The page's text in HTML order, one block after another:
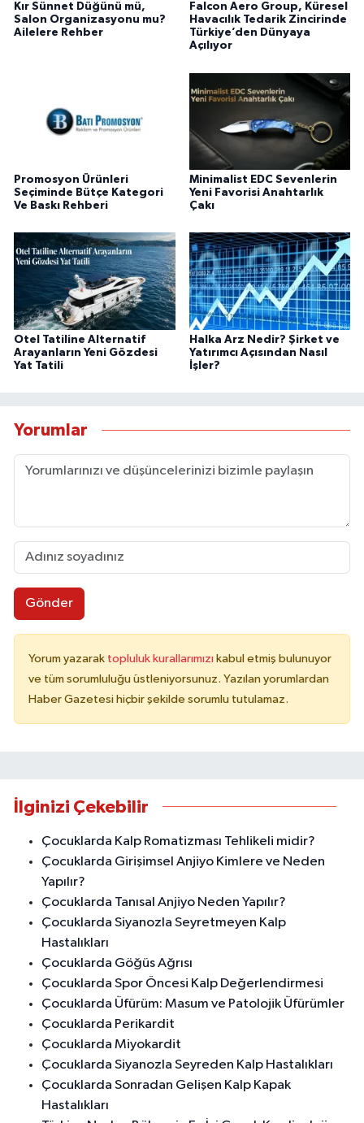
Kır Sünnet Düğünü mü,
Salon Organizasyonu mu?
Ailelere Rehber
Falcon Aero Group, Küresel
Havacılık Tedarik Zincirinde
Türkiye’den Dünyaya
Açılıyor
Promosyon Ürünleri
Seçiminde Bütçe Kategori
Ve Baskı Rehberi
Minimalist EDC Sevenlerin
Yeni Favorisi Anahtarlık
Çakı
Otel Tatiline Alternatif
Arayanların Yeni Gözdesi
Yat Tatili
Halka Arz Nedir? Şirket ve
Yatırımcı Açısından Nasıl
İşler?
Yorumlar
Gönder
Yorum yazarak topluluk kurallarımızı kabul etmiş bulunuyor
ve tüm sorumluluğu üstleniyorsunuz. Yazılan yorumlardan
Haber Gazetesi hiçbir şekilde sorumlu tutulamaz.
İlginizi Çekebilir
Çocuklarda Kalp Romatizması Tehlikeli midir?
Çocuklarda Girişimsel Anjiyo Kimlere ve Neden
Yapılır?
Çocuklarda Tanısal Anjiyo Neden Yapılır?
Çocuklarda Siyanozla Seyretmeyen Kalp
Hastalıkları
Çocuklarda Göğüs Ağrısı
Çocuklarda Spor Öncesi Kalp Değerlendirmesi
Çocuklarda Üfürüm: Masum ve Patolojik Üfürümler
Çocuklarda Perikardit
Çocuklarda Miyokardit
Çocuklarda Siyanozla Seyreden Kalp Hastalıkları
Çocuklarda Sonradan Gelişen Kalp Kapak
Hastalıkları